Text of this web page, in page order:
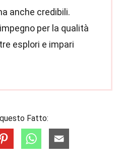
anche credibili.
per la qualità
esplori e impari
Fatto: